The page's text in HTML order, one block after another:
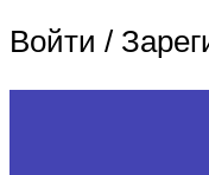
Войти /